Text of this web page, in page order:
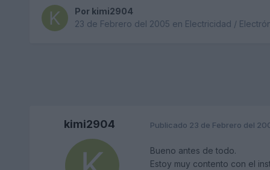
Por kimi2904
23 de Febrero del 2005 en Electricidad /
kimi2904 Publicado 23 de Febrero del
Bueno antes de todo.
Estoy muy contento con el